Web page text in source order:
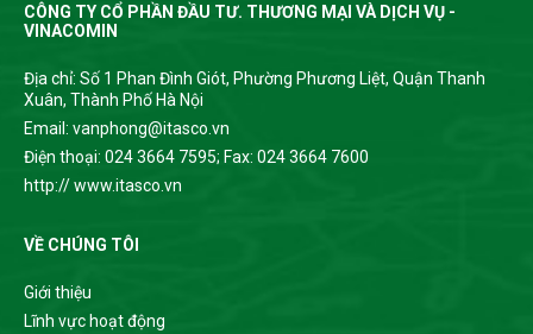
CÔNG TY CỔ PHẦN ĐẦU TƯ. THƯƠNG MẠI VÀ DỊCH VỤ -
VINACOMIN
Địa chỉ: Số 1 Phan Đình Giót, Phường Phương Liệt, Quận Thanh
Xuân, Thành Phố Hà Nội
Email: vanphong@itasco.vn
Điện thoại: 024 3664 7595; Fax: 024 3664 7600
http:// www.itasco.vn
VỀ CHÚNG TÔI
Giới thiệu
Lĩnh vực hoạt động